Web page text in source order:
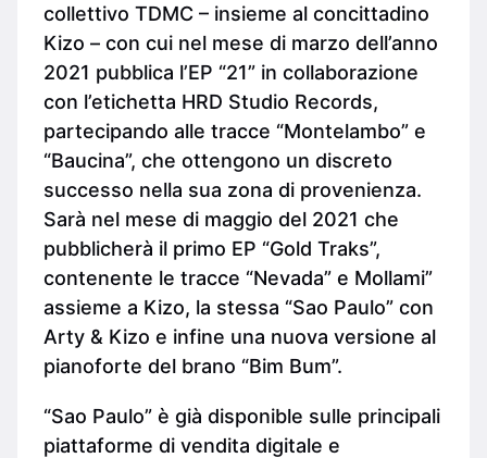
collettivo TDMC – insieme al concittadino
Kizo – con cui nel mese di marzo dell’anno
2021 pubblica l’EP “21” in collaborazione
con l’etichetta HRD Studio Records,
partecipando alle tracce “Montelambo” e
“Baucina”, che ottengono un discreto
successo nella sua zona di provenienza.
Sarà nel mese di maggio del 2021 che
pubblicherà il primo EP “Gold Traks”,
contenente le tracce “Nevada” e Mollami”
assieme a Kizo, la stessa “Sao Paulo” con
Arty & Kizo e infine una nuova versione al
pianoforte del brano “Bim Bum”.
“Sao Paulo” è già disponible sulle principali
piattaforme di vendita digitale e